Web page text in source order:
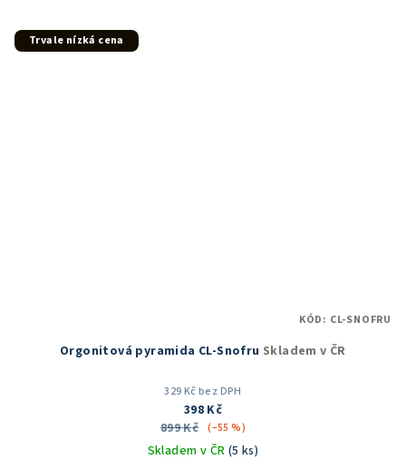
Trvale nízká cena
Orgonitová pyramida CL-Snofru Skladem v ČR
329 Kč bez DPH
398 Kč
899 Kč (–55 %)
Skladem v ČR (5 ks)
KÓD: CL-SNOFRU